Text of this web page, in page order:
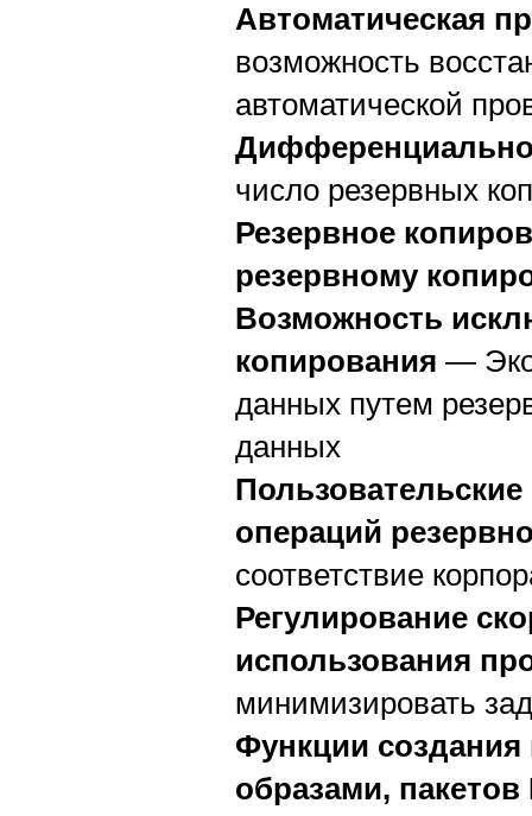
Автоматическая
возможность
автоматической
число резервных
Резервное
резервному
Возможность
копирования —
данных путем
данных
операций
соответствие
Регулирование
использования
минимизировать
Функции создания
образами,